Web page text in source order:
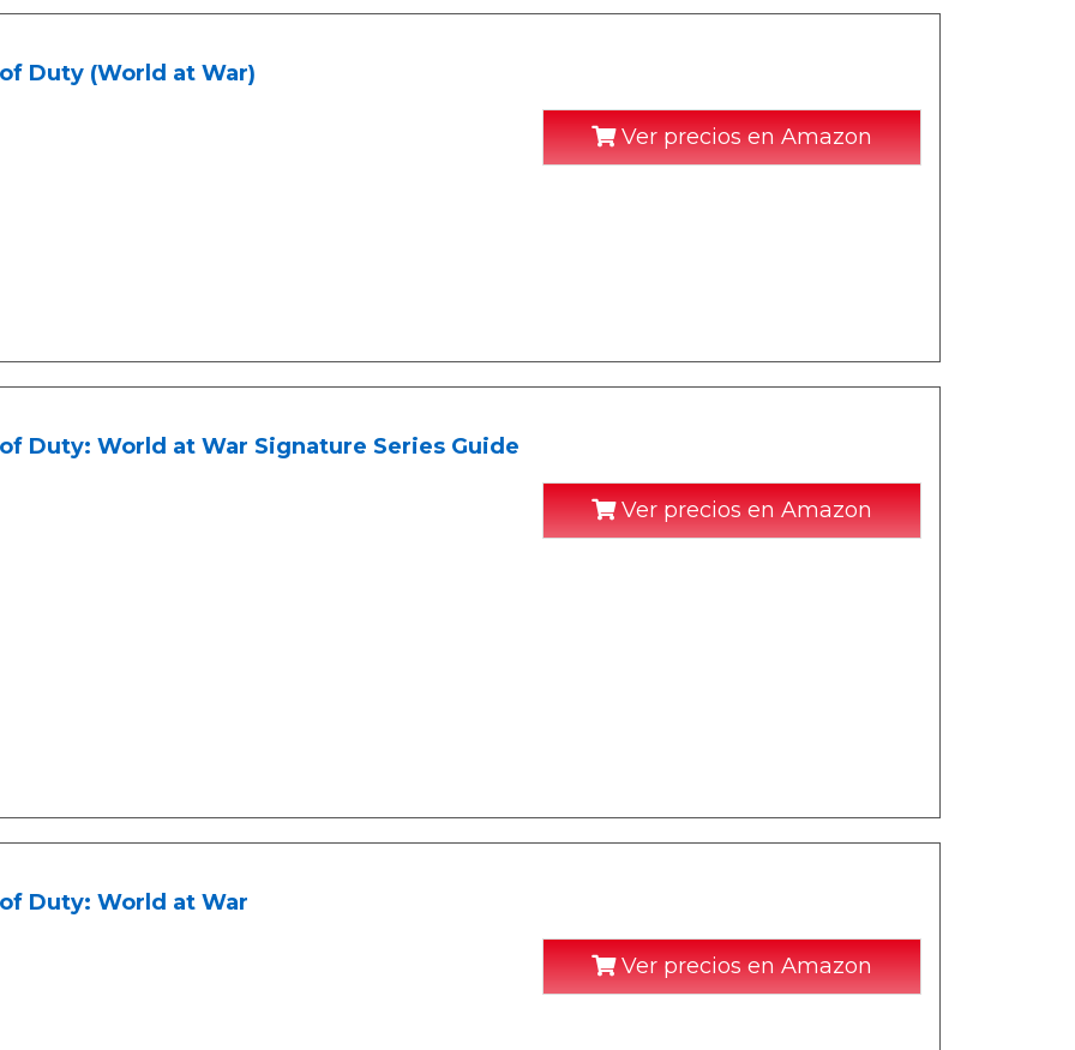
Duty (World at War)
Ver precios en Amazon
Duty: World at War Signature Series Guide
Ver precios en Amazon
Duty: World at War
Ver precios en Amazon